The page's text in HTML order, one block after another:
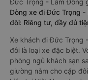
Đức Trọng - Lâm Đồng
Dòng xe đi Đức Trọng
đôi: Riêng tư, đầy đủ
Xe khách đi Đức Trọng
đôi là loại xe đặc biệt.
phòng ngủ khách sạn
giường nằm cho cặp